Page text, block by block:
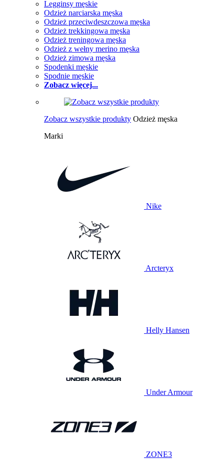
Legginsy męskie
Odzież narciarska męska
Odzież przeciwdeszczowa męska
Odzież trekkingowa męska
Odzież treningowa męska
Odzież z wełny merino męska
Odzież zimowa męska
Spodenki męskie
Spodnie męskie
Zobacz więcej...
Zobacz wszystkie produkty Odzież męska
Marki
Nike
Arcteryx
Helly Hansen
Under Armour
ZONE3